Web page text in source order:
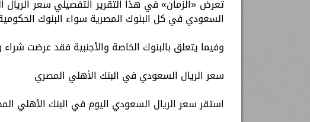
السعودي في كل البنوك المصرية سواء البنوك
وفيما يتعلق بالبنوك الخاصة والأجنبية فقد عرضت
سعر الريال السعودي في البنك الأهلي المصري
استقر سعر الريال السعودي اليوم في البنك الأهلي المصري عند 8.19 جنيه للشراء